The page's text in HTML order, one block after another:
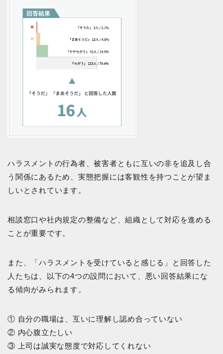
ハラスメントの行為者、被害者ともに互いの非を追及し合
う関係にあるため、実態把握には客観性を持つことが望ま
しいとされています。
相談窓口や社内規定の整備など、組織として対応を進める
ことが重要です。
また、「ハラスメントを受けていると感じる」と回答した
人たちは、以下の4つの設問において、悪い回答結果にな
る傾向がみられます。
① 自分の職場は、互いに理解し認め合っていない
② 内心腹立たしい
③ 上司は誠実な態度で対応してくれない